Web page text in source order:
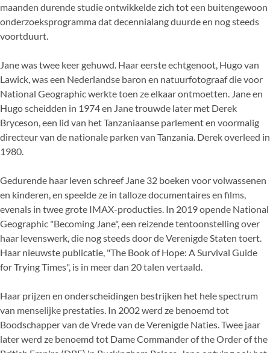
maanden durende studie ontwikkelde zich tot een buitengewoon
onderzoeksprogramma dat decennialang duurde en nog steeds
voortduurt.
Jane was twee keer gehuwd. Haar eerste echtgenoot, Hugo van
Lawick, was een Nederlandse baron en natuurfotograaf die voor
National Geographic werkte toen ze elkaar ontmoetten. Jane en
Hugo scheidden in 1974 en Jane trouwde later met Derek
Bryceson, een lid van het Tanzaniaanse parlement en voormalig
directeur van de nationale parken van Tanzania. Derek overleed in
1980.
Gedurende haar leven schreef Jane 32 boeken voor volwassenen
en kinderen, en speelde ze in talloze documentaires en films,
evenals in twee grote IMAX-producties. In 2019 opende National
Geographic "Becoming Jane", een reizende tentoonstelling over
haar levenswerk, die nog steeds door de Verenigde Staten toert.
Haar nieuwste publicatie, "The Book of Hope: A Survival Guide
for Trying Times", is in meer dan 20 talen vertaald.
Haar prijzen en onderscheidingen bestrijken het hele spectrum
van menselijke prestaties. In 2002 werd ze benoemd tot
Boodschapper van de Vrede van de Verenigde Naties. Twee jaar
later werd ze benoemd tot Dame Commander of the Order of the